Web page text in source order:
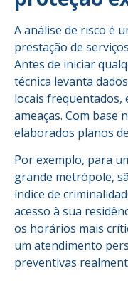
A análise de risco é
prestação de
Antes de iniciar
técnica levanta
locais frequentados,
ameaças. Com base
elaborados planos
Por exemplo, para
grande metrópole,
índice de
acesso à sua
os horários mais
um atendimento
preventivas